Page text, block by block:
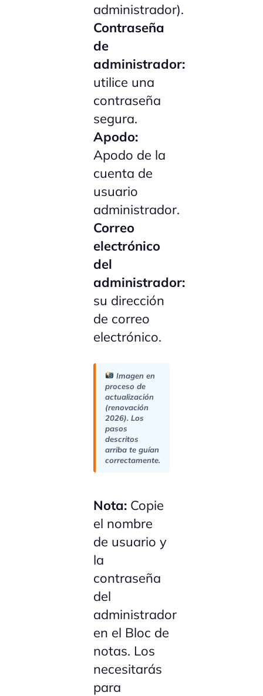
administrador).
Contraseña
de
administrador:
utilice una
contraseña
segura.
Apodo:
Apodo de la
cuenta de
usuario
administrador.
Correo
electrónico
del
administrador:
su dirección
de correo
electrónico.
Imagen en
proceso de
actualización
(renovación
2026). Los
pasos
descritos
arriba te guían
correctamente.
Nota: Copie
el nombre
de usuario y
la
contraseña
del
administrador
en el Bloc de
notas. Los
necesitarás
para